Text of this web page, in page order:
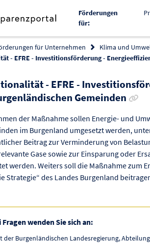
Förderungen
für:
für Unternehmen Klima und
- EFRE - Investitionsförderung -
- EFRE -
Gemeinden
der Maßnahme sollen Energie- und
im Burgenland umgesetzt werden,
Beitrag zur Verminderung von
Gase sowie zur Einsparung oder
werden. Weiters soll die Maßnahme zum
Strategie“ des Landes Burgenland
Fragen wenden Sie sich an:
der Burgenländischen Landesregierung,